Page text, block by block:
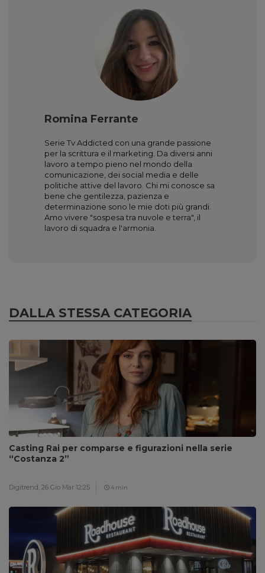
Romina Ferrante
Serie Tv Addicted con una grande passione
per la scrittura e il marketing. Da diversi anni
lavoro a tempo pieno nel mondo della
comunicazione, dei social media e delle
politiche attive del lavoro. Chi mi conosce sa
bene che gentilezza, pazienza e
determinazione sono le mie doti più grandi.
Amo vivere "sospesa tra nuvole e terra", il
lavoro di squadra e l'armonia.
DALLA STESSA CATEGORIA
Casting Rai per comparse e figurazioni nella serie
“Costanza 2”
Digitrend, 26 Gio Mar 12:25 4 min